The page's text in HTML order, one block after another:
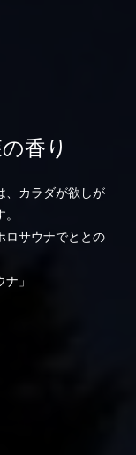
香り
、カラダが欲しが
ロサウナでととの
」